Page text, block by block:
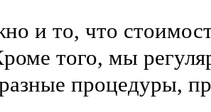
и то, что
того, мы
процедуры,